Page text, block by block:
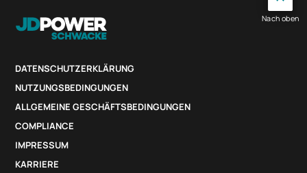
DATENSCHUTZERKLÄRUNG
NUTZUNGSBEDINGUNGEN
ALLGEMEINE GESCHÄFTSBEDINGUNGEN
COMPLIANCE
IMPRESSUM
KARRIERE
Nach oben